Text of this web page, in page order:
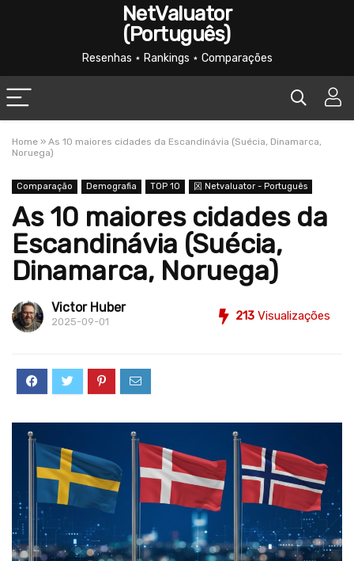
NetValuator
(Português)
Resenhas ⋆ Rankings ⋆ Comparações
Home » As 10 maiores cidades da Escandinávia (Suécia, Dinamarca,
Noruega)
Comparação Demografia TOP 10 龱 Netvaluator - Português
As 10 maiores cidades da
Escandinávia (Suécia,
Dinamarca, Noruega)
Victor Huber
2025-09-01 213 Visualizações